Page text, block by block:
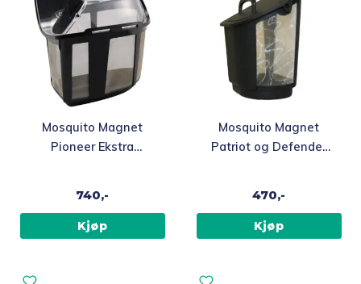
Mosquito Magnet
Pioneer Ekstra
740,-
Kjøp
Mosquito Magnet
Patriot og Defender
470,-
Kjøp